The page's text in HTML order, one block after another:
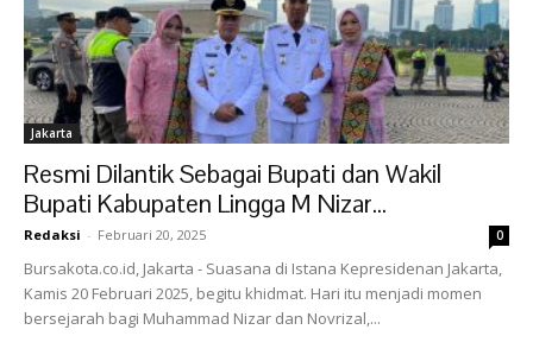
Jakarta
Resmi Dilantik Sebagai Bupati dan Wakil
Bupati Kabupaten Lingga M Nizar...
Redaksi - Februari 20, 2025 0
Bursakota.co.id, Jakarta - Suasana di Istana Kepresidenan Jakarta,
Kamis 20 Februari 2025, begitu khidmat. Hari itu menjadi momen
bersejarah bagi Muhammad Nizar dan Novrizal,...